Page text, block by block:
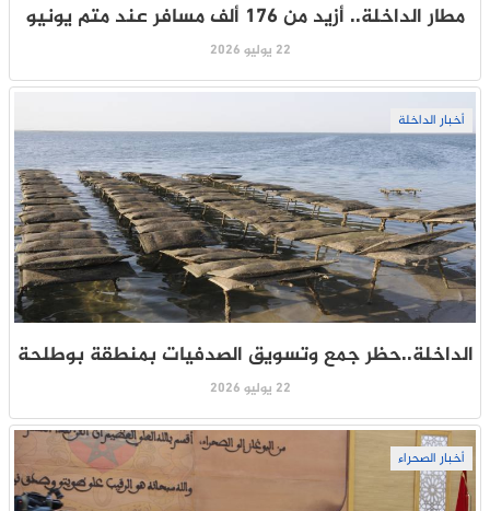
مطار الداخلة.. أزيد من 176 ألف مسافر عند متم يونيو
22 يوليو 2026
أخبار الداخلة
الداخلة..حظر جمع وتسويق الصدفيات بمنطقة بوطلحة
22 يوليو 2026
أخبار الصحراء